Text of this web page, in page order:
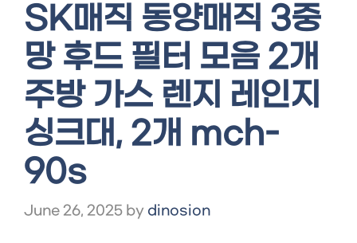
SK매직 동양매직 3중
망 후드 필터 모음 2개
주방 가스 렌지 레인지
싱크대, 2개 mch-
90s
June 26, 2025 by dinosion